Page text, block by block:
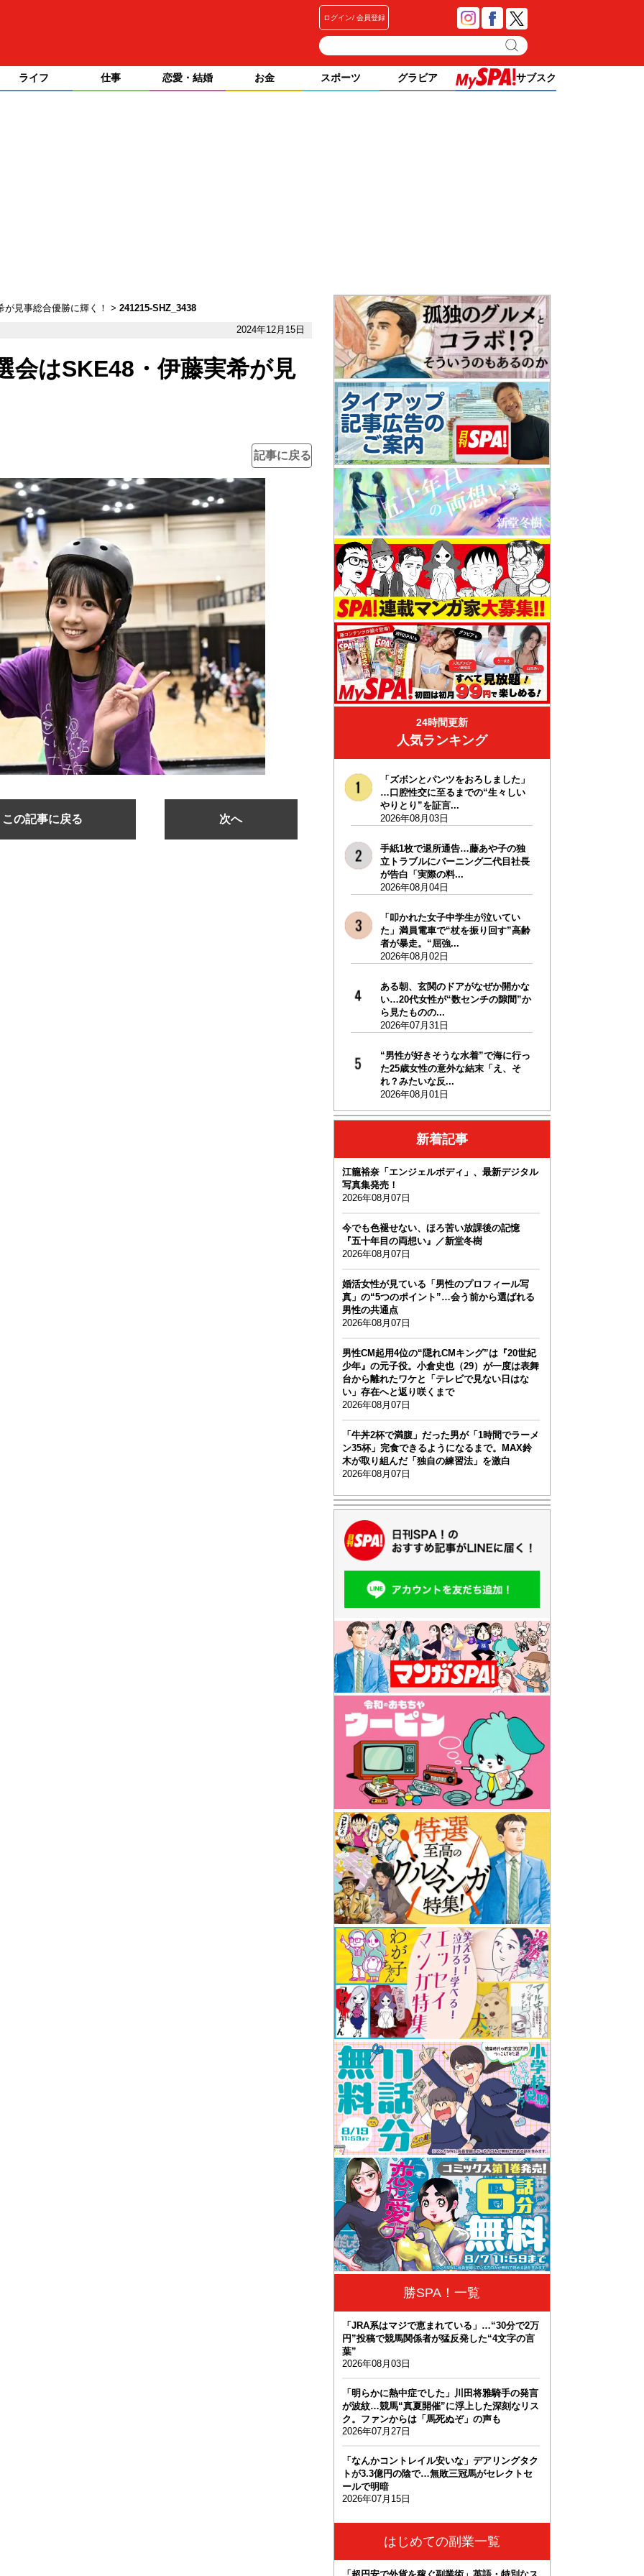
ログイン 会員登録
ライフ 仕事 恋愛・結婚 お金 スポーツ グラビア サブスク
見事総合優勝に輝く！
241215-SHZ_3438
2024年12月15日
会はSKE48・伊藤実希が見
記事に戻る
この記事に戻る 次へ
24時間更新
人気ランキング
「ズボンとパンツをおろしました」
…口腔性交に至るまでの“生々しい
やりとり”を証言...
2026年08月03日
手紙1枚で退所通告…藤あや子の独
立トラブルにバーニング二代目社長
が告白「実際の料...
2026年08月04日
「叩かれた女子中学生が泣いてい
た」満員電車で“杖を振り回す”高齢
者が暴走。“屈強...
2026年08月02日
ある朝、玄関のドアがなぜか開かな
い…20代女性が“数センチの隙間”か
ら見たものの...
2026年07月31日
“男性が好きそうな水着”で海に行っ
た25歳女性の意外な結末「え、そ
れ？みたいな反...
2026年08月01日
新着記事
江籠裕奈「エンジェルボディ」、最新デジタル
写真集発売！
2026年08月07日
今でも色褪せない、ほろ苦い放課後の記憶
『五十年目の両想い』／新堂冬樹
2026年08月07日
婚活女性が見ている「男性のプロフィール写
真」の“5つのポイント”…会う前から選ばれる
男性の共通点
2026年08月07日
男性CM起用4位の“隠れCMキング”は『20世紀
少年』の元子役。小倉史也（29）が一度は表舞
台から離れたワケと「テレビで見ない日はな
い」存在へと返り咲くまで
2026年08月07日
「牛丼2杯で満腹」だった男が「1時間でラーメ
ン35杯」完食できるようになるまで。MAX鈴
木が取り組んだ「独自の練習法」を激白
2026年08月07日
勝SPA！一覧
「JRA系はマジで恵まれている」…“30分で2万
円”投稿で競馬関係者が猛反発した“4文字の言
葉”
2026年08月03日
「明らかに熱中症でした」川田将雅騎手の発言
が波紋…競馬“真夏開催”に浮上した深刻なリス
ク。ファンからは「馬死ぬぞ」の声も
2026年07月27日
「なんかコントレイル安いな」デアリングタク
トが3.3億円の陰で…無敗三冠馬がセレクトセ
ールで明暗
2026年07月15日
はじめての副業一覧